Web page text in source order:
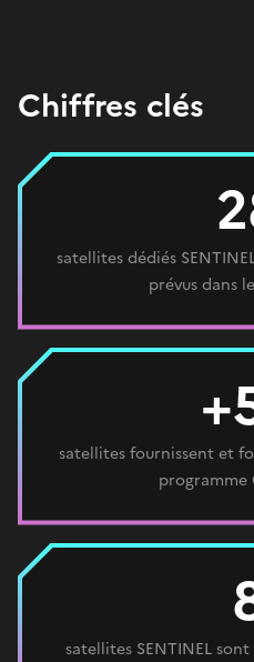
Chiffres clés
satellites dédiés
prévus dans
satellites fournissent et
programme
satellites SENTINEL